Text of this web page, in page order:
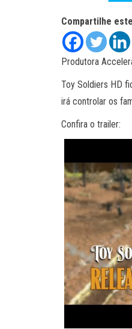
Compartilhe
Produtora
Toy Soldiers HD
irá controlar os
Confira o trailer: